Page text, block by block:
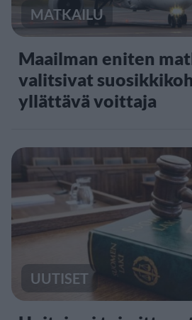
MATKAILU
Maailman eniten
valitsivat
yllättävä voittaja
UUTISET